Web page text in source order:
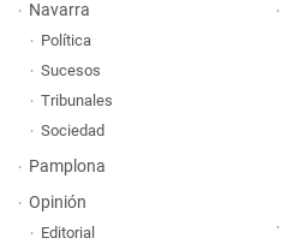
Navarra
Política
Sucesos
Tribunales
Sociedad
Pamplona
Opinión
Editorial